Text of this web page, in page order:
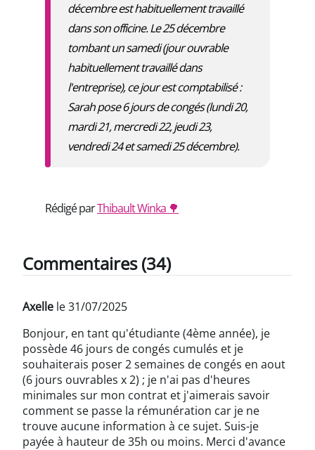
décembre est habituellement travaillé
dans son officine. Le 25 décembre
tombant un samedi (jour ouvrable
habituellement travaillé dans
l'entreprise), ce jour est comptabilisé :
Sarah pose 6 jours de congés (lundi 20,
mardi 21, mercredi 22, jeudi 23,
vendredi 24 et samedi 25 décembre).
Rédigé parThibault Winka 🌳
Commentaires (34)
Axelle le 31/07/2025
Bonjour, en tant qu'étudiante (4ème année), je
possède 46 jours de congés cumulés et je
souhaiterais poser 2 semaines de congés en aout
(6 jours ouvrables x 2) ; je n'ai pas d'heures
minimales sur mon contrat et j'aimerais savoir
comment se passe la rémunération car je ne
trouve aucune information à ce sujet. Suis-je
payée à hauteur de 35h ou moins. Merci d'avance